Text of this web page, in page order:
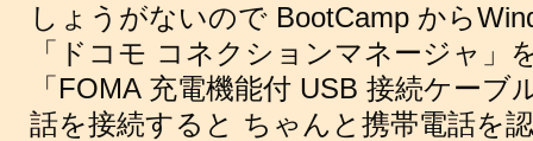
しょうがないので BootCamp から
「ドコモ コネクションマネージャ」
「FOMA 充電機能付 USB 接続ケーブ
話を接続すると ちゃんと携帯電話を